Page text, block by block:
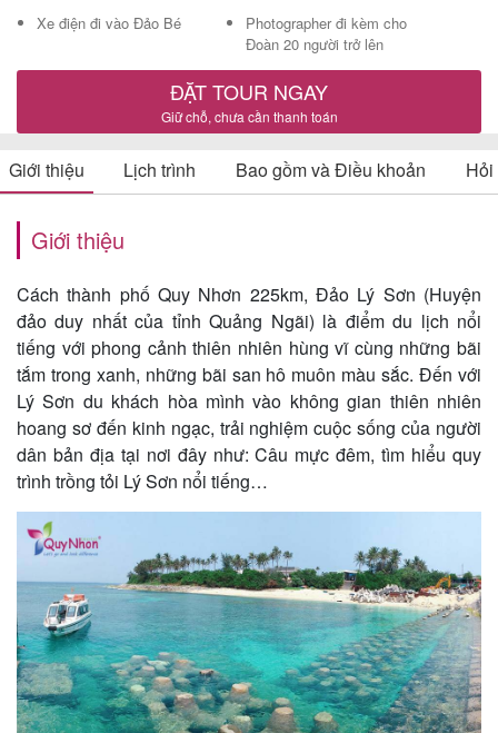
Tin
lịch
Về
Quy
Nhơn
Tourist
Cảm
nhận
khách
hàng
Xe điện đi vào Đảo Bé
Photographer đi kèm cho
Đoàn 20 người trở lên
ĐẶT TOUR NGAY
Giữ chỗ, chưa cần thanh toán
Giới thiệu Lịch trình Bao gồm và Điều khoản
Giới thiệu
Cách thành phố Quy Nhơn 225km, Đảo Lý Sơn (Huyện
đảo duy nhất của tỉnh Quảng Ngãi) là điểm du lịch nổi
tiếng với phong cảnh thiên nhiên hùng vĩ cùng những bãi
tắm trong xanh, những bãi san hô muôn màu sắc. Đến với
Lý Sơn du khách hòa mình vào không gian thiên nhiên
hoang sơ đến kinh ngạc, trải nghiệm cuộc sống của người
dân bản địa tại nơi đây như: Câu mực đêm, tìm hiểu quy
trình trồng tỏi Lý Sơn nổi tiếng…